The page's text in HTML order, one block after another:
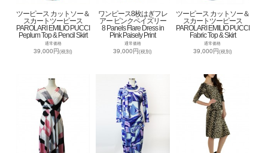
ツーピース カットソー＆
スカートツーピース
PAROLARI EMILIO PUCCI
Peplum Top & Pencil Skirt
通常価格
39,000円(税別)
ワンピース8枚はぎフレ
アー ピンクペイズリー
8 Panels Flare Dress in
Pink Paisely Print
通常価格
39,000円(税別)
ツーピース カットソー＆
スカートツーピース
PAROLARI EMILIO PUCCI
Fabric Top & Skirt
通常価格
39,000円(税別)